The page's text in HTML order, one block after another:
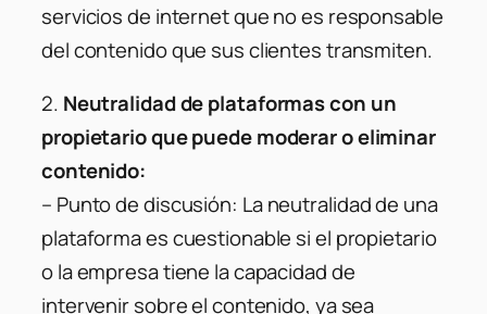
servicios de internet que no es responsable
del contenido que sus clientes transmiten.
2. Neutralidad de plataformas con un
propietario que puede moderar o eliminar
contenido:
– Punto de discusión: La neutralidad de una
plataforma es cuestionable si el propietario
o la empresa tiene la capacidad de
intervenir sobre el contenido, ya sea